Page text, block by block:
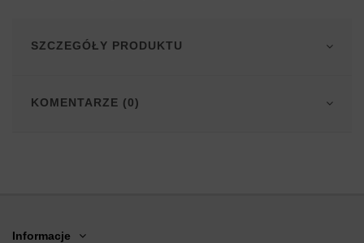
SZCZEGÓŁY PRODUKTU
KOMENTARZE (0)
Informacje